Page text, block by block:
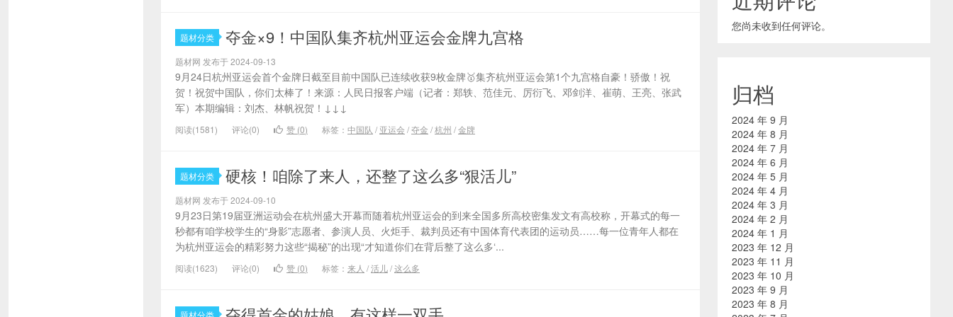
题材分类 夺金×9！中国队集齐杭州亚运会金牌九宫格
题材网 发布于 2024-09-13
9月24日杭州亚运会首个金牌日截至目前中国队已连续收获9枚金牌🥇集齐杭州亚运会第1个九宫格自豪！骄傲！祝
贺！祝贺中国队，你们太棒了！来源：人民日报客户端（记者：郑轶、范佳元、厉衍飞、邓剑洋、崔萌、王亮、张武
军）本期编辑：刘杰、林帆祝贺！↓↓↓
阅读(1581) 评论(0) 赞 (0) 标签： 中国队 / 亚运会 /夺金 /杭州 /金牌
题材分类 硬核！咱除了来人，还整了这么多“狠活儿”
题材网 发布于 2024-09-10
9月23日第19届亚洲运动会在杭州盛大开幕而随着杭州亚运会的到来全国多所高校密集发文有高校称，开幕式的每一
秒都有咱学校学生的“身影”志愿者、参演人员、火炬手、裁判员还有中国体育代表团的运动员……每一位青年人都在
为杭州亚运会的精彩努力这些“揭秘”的出现“才知道你们在背后整了这么多‘...
阅读(1623) 评论(0) 赞 (0) 标签： 来人 /活儿/这么多
题材分类
您尚未收到任何评论。
归档
2024 年 9 月
2024 年 8 月
2024 年 7 月
2024 年 6 月
2024 年 5 月
2024 年 4 月
2024 年 3 月
2024 年 2 月
2024 年 1 月
2023 年 12 月
2023 年 11 月
2023 年 10 月
2023 年 9 月
2023 年 8 月